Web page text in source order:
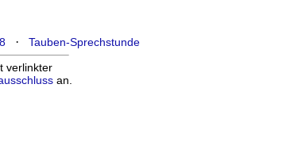
· Tauben-Sprechstunde
verlinkter
an.